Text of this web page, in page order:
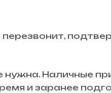
Наличные
и заранее